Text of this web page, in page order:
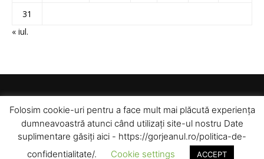
31
« iul.
Folosim cookie-uri pentru a face mult mai plăcută experiența
dumneavoastră atunci când utilizați site-ul nostru Date
suplimentare găsiți aici - https://gorjeanul.ro/politica-de-
confidentialitate/.
Cookie settings ACCEPT